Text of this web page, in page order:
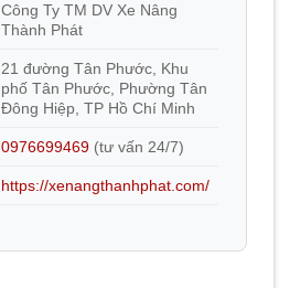
Công Ty TM DV Xe Nâng
Thành Phát
21 đường Tân Phước, Khu
phố Tân Phước, Phường Tân
Đông Hiệp, TP Hồ Chí Minh
0976699469 (tư vấn 24/7)
https://xenangthanhphat.com/